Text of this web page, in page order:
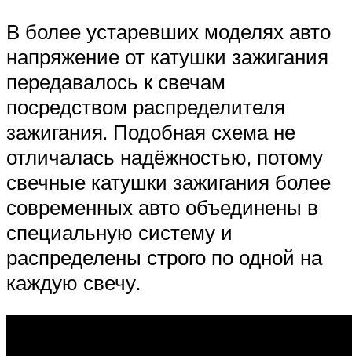
В более устаревших моделях авто
напряжение от катушки зажигания
передавалось к свечам
посредством распределителя
зажигания. Подобная схема не
отличалась надёжностью, потому
свечные катушки зажигания более
современных авто объединены в
специальную систему и
распределены строго по одной на
каждую свечу.